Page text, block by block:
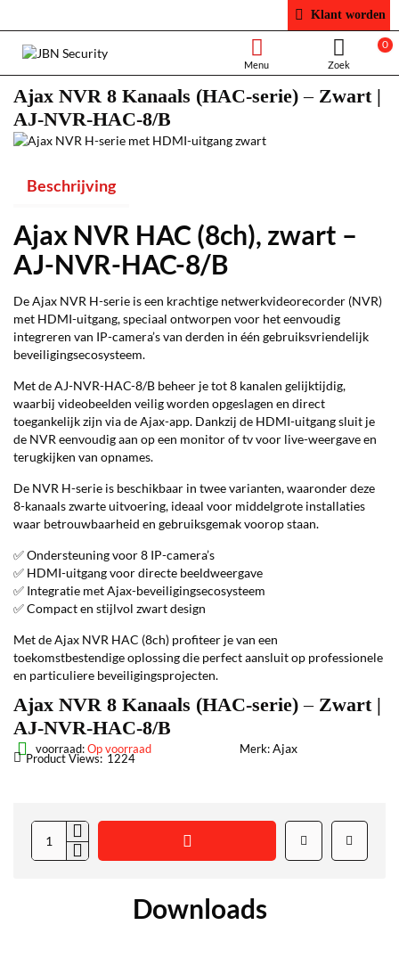
Klant worden
0
Ajax NVR 8 Kanaals (HAC-serie) – Zwart |
AJ-NVR-HAC-8/B
Beschrijving
Ajax NVR HAC (8ch), zwart –
AJ-NVR-HAC-8/B
De Ajax NVR H-serie is een krachtige netwerkvideorecorder (NVR)
met HDMI-uitgang, speciaal ontworpen voor het eenvoudig
integreren van IP-camera’s van derden in één gebruiksvriendelijk
beveiligingsecosysteem.
Met de AJ-NVR-HAC-8/B beheer je tot 8 kanalen gelijktijdig,
waarbij videobeelden veilig worden opgeslagen en direct
toegankelijk zijn via de Ajax-app. Dankzij de HDMI-uitgang sluit je
de NVR eenvoudig aan op een monitor of tv voor live-weergave en
terugkijken van opnames.
De NVR H-serie is beschikbaar in twee varianten, waaronder deze
8-kanaals zwarte uitvoering, ideaal voor middelgrote installaties
waar betrouwbaarheid en gebruiksgemak voorop staan.
✅ Ondersteuning voor 8 IP-camera’s
✅ HDMI-uitgang voor directe beeldweergave
✅ Integratie met Ajax-beveiligingsecosysteem
✅ Compact en stijlvol zwart design
Met de Ajax NVR HAC (8ch) profiteer je van een
toekomstbestendige oplossing die perfect aansluit op professionele
en particuliere beveiligingsprojecten.
Ajax NVR 8 Kanaals (HAC-serie) – Zwart |
AJ-NVR-HAC-8/B
voorraad:Op voorraad Merk:Ajax
Product Views: 1224
Downloads